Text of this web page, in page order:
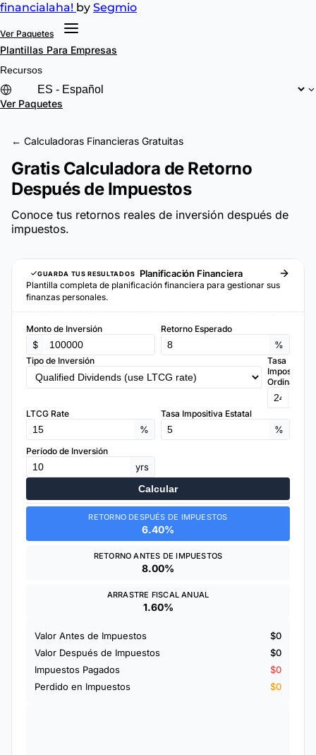
financialaha! by Segmio
Ver Paquetes
Plantillas Para Empresas
Recursos
Ver Paquetes
← Calculadoras Financieras Gratuitas
Gratis Calculadora de Retorno
Después de Impuestos
Conoce tus retornos reales de inversión después de
impuestos.
GUARDA TUS RESULTADOS Planificación Financiera
Plantilla completa de planificación financiera para gestionar sus
finanzas personales.
Monto de Inversión
$
Retorno Esperado
%
Tipo de Inversión
Tasa
Impositiva
Ordinaria
LTCG Rate
%
Tasa Impositiva Estatal
%
Período de Inversión
yrs
Calcular
RETORNO DESPUÉS DE IMPUESTOS
6.40%
RETORNO ANTES DE IMPUESTOS
8.00%
ARRASTRE FISCAL ANUAL
1.60%
Valor Antes de Impuestos
$0
Valor Después de Impuestos
$0
Impuestos Pagados
$0
Perdido en Impuestos
$0